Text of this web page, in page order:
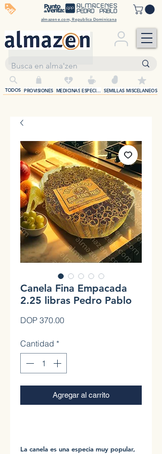
almazene.com, Republica Dominicana
off
+
PROVISIONES MEDICINAS SEMILLAS
ESPECIAS MISCELANEOS
TODOS
Canela Fina Empacada
2.25 libras Pedro Pablo
DOP 370.00Precio
Cantidad *
Agregar al carrito
La canela es una especia muy popular,